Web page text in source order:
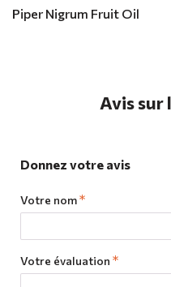
Piper Nigrum Fruit Oil
Avis sur
Donnez votre avis
Votre nom
Votre évaluation